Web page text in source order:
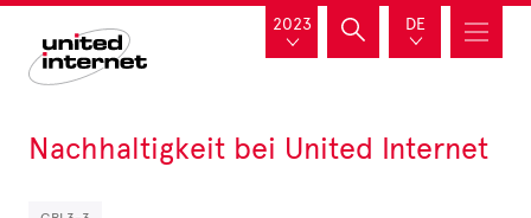
2023 DE
Nachhaltigkeit bei United Internet